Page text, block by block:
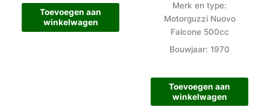
Toevoegen aan
winkelwagen
Merk en type:
Motorguzzi Nuovo
Falcone 500cc
Bouwjaar: 1970
Toevoegen aan
winkelwagen